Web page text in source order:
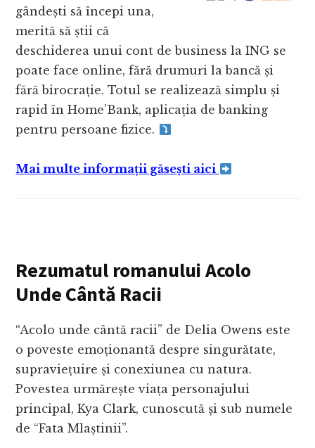
gândești să începi una,
merită să știi că
deschiderea unui cont de business la ING se
poate face online, fără drumuri la bancă și
fără birocrație. Totul se realizează simplu și
rapid în Home’Bank, aplicația de banking
pentru persoane fizice.
Mai multe informații găsești aici
Rezumatul romanului Acolo
Unde Cântă Racii
“Acolo unde cântă racii” de Delia Owens este
o poveste emoționantă despre singurătate,
supraviețuire și conexiunea cu natura.
Povestea urmărește viața personajului
principal, Kya Clark, cunoscută și sub numele
de “Fata Mlaștinii”.